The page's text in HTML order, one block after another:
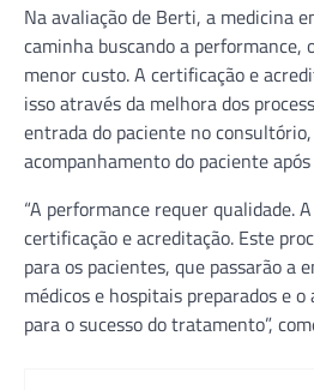
Na avaliação de Berti, a medicina
caminha buscando a performance,
menor custo. A certificação e
isso através da melhora dos
entrada do paciente no
acompanhamento do paciente
“A performance requer qualidade.
certificação e acreditação. Este
para os pacientes, que passarão a
médicos e hospitais preparados e
para o sucesso do tratamento”,